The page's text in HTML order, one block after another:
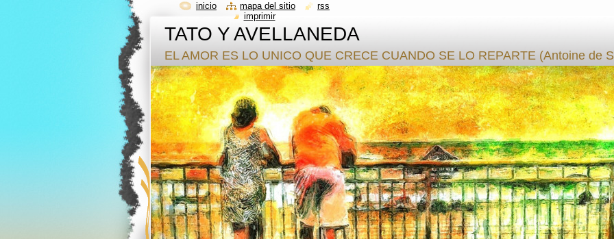
TATO Y AVELLANEDA
EL AMOR ES LO UNICO QUE CRECE CUANDO SE LO REPARTE (Antoine de
inicio mapa del sitio
rss
imprimir